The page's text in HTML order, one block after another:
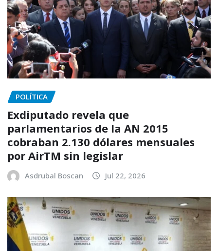
POLÍTICA
Exdiputado revela que
parlamentarios de la AN 2015
cobraban 2.130 dólares mensuales
por AirTM sin legislar
Asdrubal Boscan Jul 22, 2026